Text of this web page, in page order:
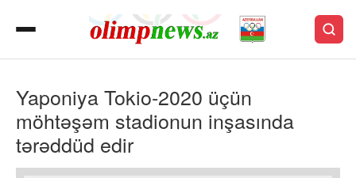
Yaponiya Tokio-2020 üçün
möhtəşəm stadionun inşasında
tərəddüd edir